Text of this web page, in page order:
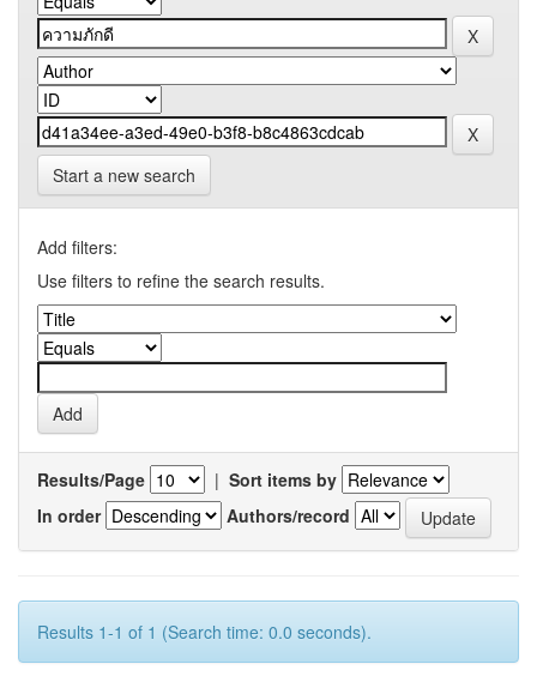
Start a new search
Add filters:
Use filters to refine the search results.
Results/Page | Sort items by
In order
Authors/record
Results 1-1 of 1 (Search time: 0.0 seconds).